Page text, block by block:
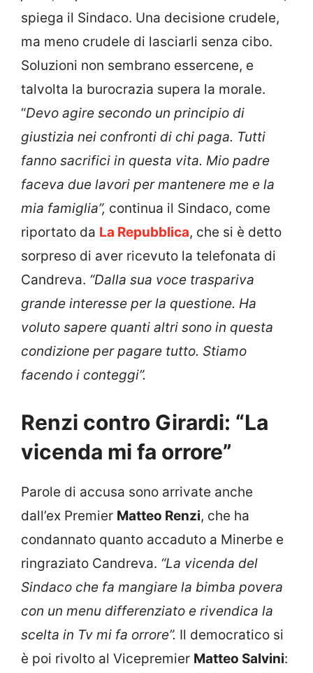
spiega il Sindaco. Una decisione crudele,
ma meno crudele di lasciarli senza cibo.
Soluzioni non sembrano essercene, e
talvolta la burocrazia supera la morale.
“Devo agire secondo un principio di
giustizia nei confronti di chi paga. Tutti
fanno sacrifici in questa vita. Mio padre
faceva due lavori per mantenere me e la
mia famiglia”, continua il Sindaco, come
riportato da La Repubblica, che si è detto
sorpreso di aver ricevuto la telefonata di
Candreva. “Dalla sua voce traspariva
grande interesse per la questione. Ha
voluto sapere quanti altri sono in questa
condizione per pagare tutto. Stiamo
facendo i conteggi”.
Renzi contro Girardi: “La
vicenda mi fa orrore”
Parole di accusa sono arrivate anche
dall’ex Premier Matteo Renzi, che ha
condannato quanto accaduto a Minerbe e
ringraziato Candreva. “La vicenda del
Sindaco che fa mangiare la bimba povera
con un menu differenziato e rivendica la
scelta in Tv mi fa orrore”. Il democratico si
è poi rivolto al Vicepremier Matteo Salvini: